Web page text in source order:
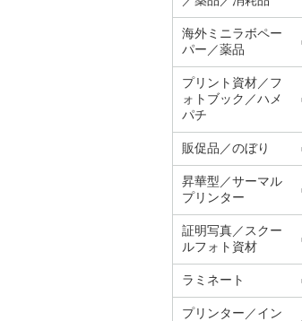
海外ミニラボペー
パー／薬品
プリント資材／フ
ォトブック／ハメ
パチ
販促品／のぼり
昇華型／サーマル
プリンター
証明写真／スクー
ルフォト資材
ラミネート
プリンター／イン